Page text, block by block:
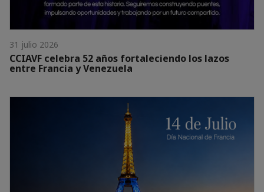
31 julio 2026
CCIAVF celebra 52 años fortaleciendo los lazos
entre Francia y Venezuela